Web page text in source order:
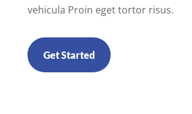
vehicula Proin eget tortor risus.
Get Started